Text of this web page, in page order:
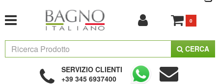
0
CERCA
SERVIZIO CLIENTI
+39 345 6937400